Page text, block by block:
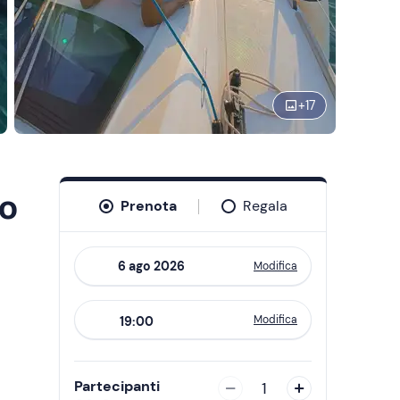
+17
Prenota Regala
forward
to
interact
with
Modifica
19:00 Modifica
Partecipanti 1